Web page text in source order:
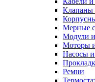
Клапаны
Мерные
Модули
Моторы
Насосы
Ремни